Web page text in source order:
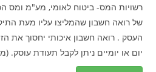
רשויות המס- ביטוח לאומי, מע"מ ומס
של רואה חשבון שהמליצו עליו מעת
העסק . רואה חשבון איכותי יחסוך את
יום או יומיים ניתן לקבל תעודת עוסק.